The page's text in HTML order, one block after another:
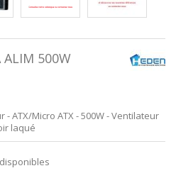
ALIM 500W
- ATX/Micro ATX - 500W - Ventilateur
laqué